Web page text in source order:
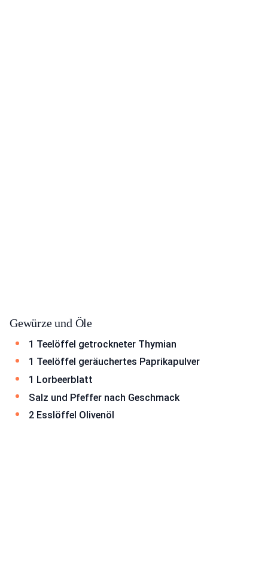
Gewürze und Öle
1 Teelöffel getrockneter Thymian
1 Teelöffel geräuchertes Paprikapulver
1 Lorbeerblatt
Salz und Pfeffer nach Geschmack
2 Esslöffel Olivenöl